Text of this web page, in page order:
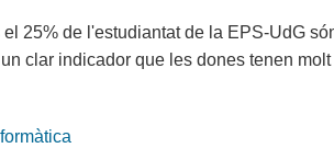
25% de l'estudiantat de la EPS-UdG
clar indicador que les dones tenen